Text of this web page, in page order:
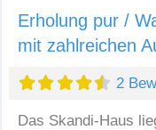
Erholung pur /
mit zahlreichen
2
Das Skandi-Haus